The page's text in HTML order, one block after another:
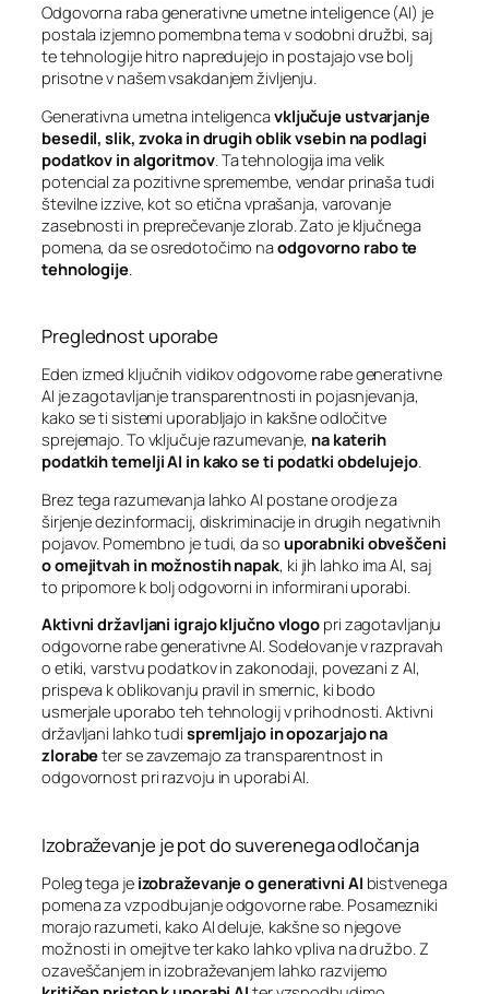
Odgovorna raba generativne umetne inteligence (AI) je
postala izjemno pomembna tema v sodobni družbi, saj
te tehnologije hitro napredujejo in postajajo vse bolj
prisotne v našem vsakdanjem življenju.
Generativna umetna inteligencavključuje ustvarjanje
besedil, slik, zvoka in drugih oblik vsebin na podlagi
podatkov in algoritmov. Ta tehnologija ima velik
potencial za pozitivne spremembe, vendar prinaša tudi
številne izzive, kot so etična vprašanja, varovanje
zasebnosti in preprečevanje zlorab. Zato je ključnega
pomena, da se osredotočimo naodgovorno rabo te
tehnologije.
Preglednost uporabe
Eden izmed ključnih vidikov odgovorne rabe generativne
AI je zagotavljanje transparentnosti in pojasnjevanja,
kako se ti sistemi uporabljajo in kakšne odločitve
sprejemajo. To vključuje razumevanje, na katerih
podatkih temelji AI in kako se ti podatki obdelujejo.
Brez tega razumevanja lahko AI postane orodje za
širjenje dezinformacij, diskriminacije in drugih negativnih
pojavov. Pomembno je tudi, da so uporabniki obveščeni
o omejitvah in možnostih napak, ki jih lahko ima AI, saj
to pripomore k bolj odgovorni in informirani uporabi.
Aktivni državljani igrajo ključno vlogo pri zagotavljanju
odgovorne rabe generativne AI. Sodelovanje v razpravah
o etiki, varstvu podatkov in zakonodaji, povezani z AI,
prispeva k oblikovanju pravil in smernic, ki bodo
usmerjale uporabo teh tehnologij v prihodnosti. Aktivni
državljani lahko tudi spremljajo in opozarjajo na
zlorabeter se zavzemajo za transparentnost in
odgovornost pri razvoju in uporabi AI.
Izobraževanje je pot do suverenega odločanja
Poleg tega je izobraževanje o generativni AI bistvenega
pomena za vzpodbujanje odgovorne rabe. Posamezniki
morajo razumeti, kako AI deluje, kakšne so njegove
možnosti in omejitve ter kako lahko vpliva na družbo. Z
ozaveščanjem in izobraževanjem lahko razvijemo